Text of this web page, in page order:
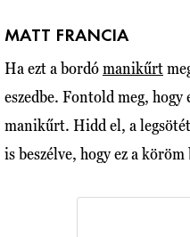
MATT FRANCIA
Ha ezt a bordómanikűrt
eszedbe. Fontold meg,
manikűrt. Hidd el, a
is beszélve, hogy ez a